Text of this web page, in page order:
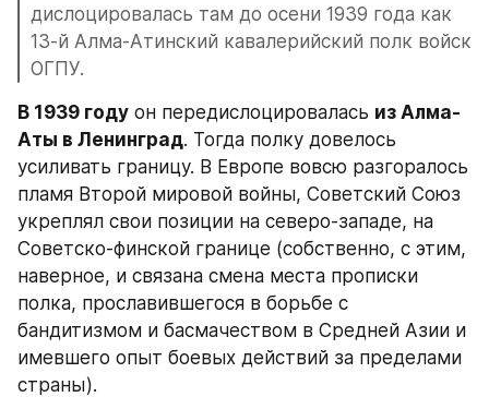
дислоцировалась там до осени 1939 года как
13-й Алма-Атинский кавалерийский полк войск
ОГПУ.
В 1939 году он передислоцировалась из Алма-
Аты в Ленинград. Тогда полку довелось
усиливать границу. В Европе вовсю разгоралось
пламя Второй мировой войны, Советский Союз
укреплял свои позиции на северо-западе, на
Советско-финской границе (собственно, с этим,
наверное, и связана смена места прописки
полка, прославившегося в борьбе с
бандитизмом и басмачеством в Средней Азии и
имевшего опыт боевых действий за пределами
страны).